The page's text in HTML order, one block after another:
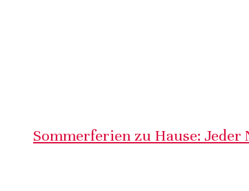
Sommerferien zu Hause: